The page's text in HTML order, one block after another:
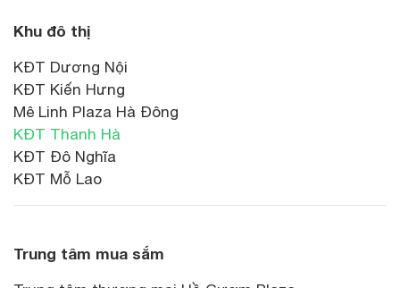
Khu đô thị
KĐT Dương Nội
KĐT Kiến Hưng
Mê Linh Plaza Hà Đông
KĐT Thanh Hà
KĐT Đô Nghĩa
KĐT Mỗ Lao
Trung tâm mua sắm